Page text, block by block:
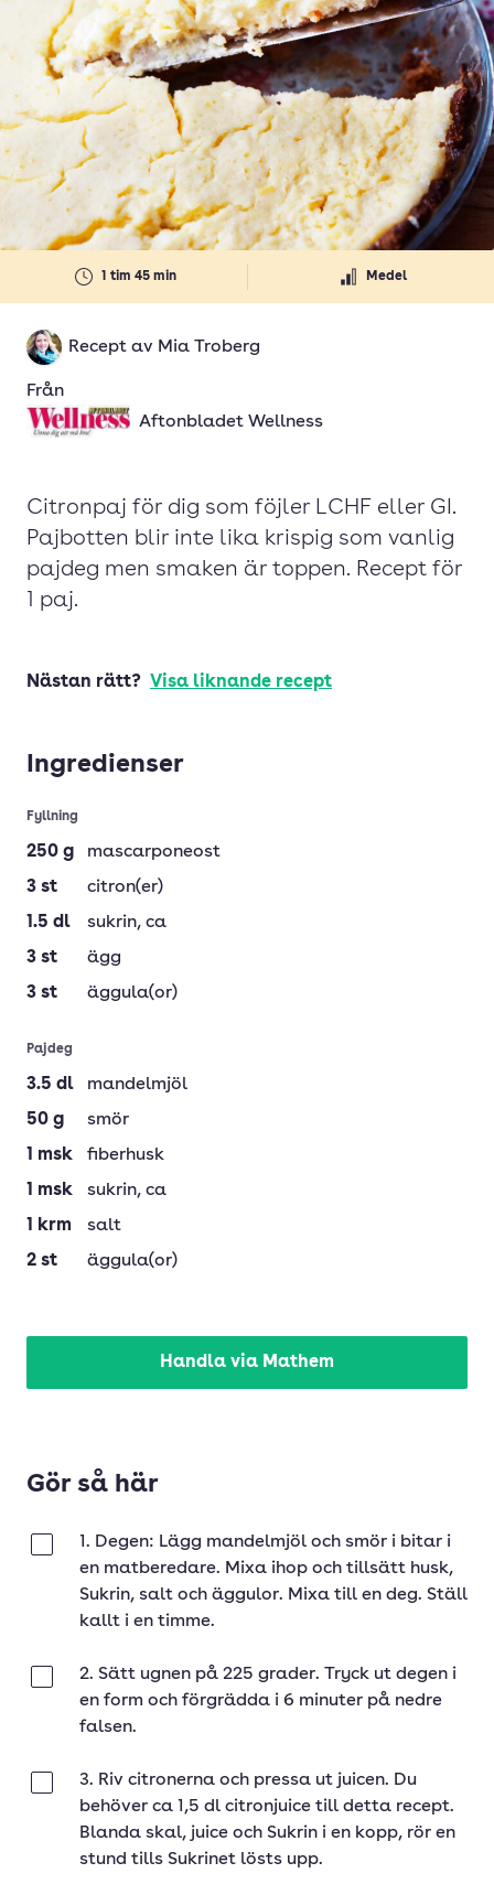
1 tim 45 min Medel
Recept av Mia Troberg
Från
Aftonbladet Wellness
Citronpaj för dig som föjler LCHF eller GI.
Pajbotten blir inte lika krispig som vanlig
pajdeg men smaken är toppen. Recept för
1 paj.
Nästan rätt? Visa liknande recept
Ingredienser
Fyllning
250 g
mascarponeost
3 st
citron(er)
1.5 dl sukrin, ca
3 st
ägg
3 st äggula(or)
Pajdeg
3.5 dl
mandelmjöl
50 g
smör
1 msk
fiberhusk
1 msk sukrin, ca
1
krm
salt
2 st äggula(or)
Handla via Mathem
Gör så här
1. Degen: Lägg mandelmjöl och smör i bitar i
en matberedare. Mixa ihop och tillsätt husk,
Sukrin, salt och äggulor. Mixa till en deg. Ställ
kallt i en timme.
2. Sätt ugnen på 225 grader. Tryck ut degen i
en form och förgrädda i 6 minuter på nedre
falsen.
3. Riv citronerna och pressa ut juicen. Du
behöver ca 1,5 dl citronjuice till detta recept.
Blanda skal, juice och Sukrin i en kopp, rör en
stund tills Sukrinet lösts upp.